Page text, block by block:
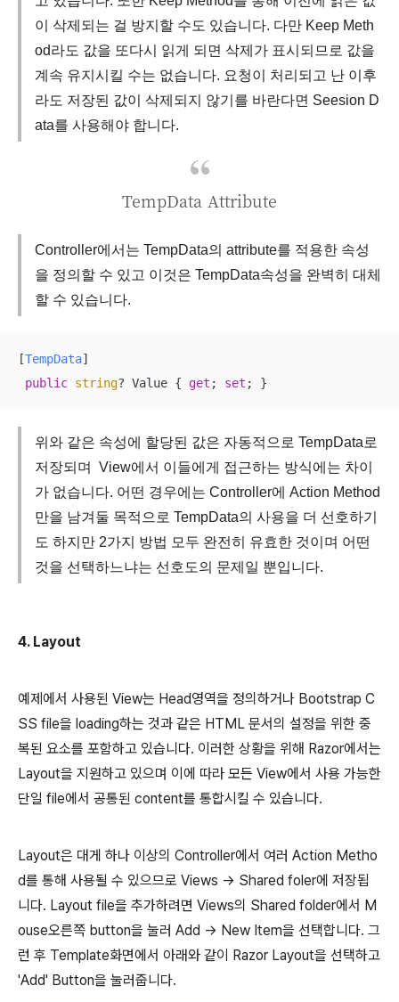
이 삭제되는 걸 방지할 수도 있습니다. 다만 Keep Meth
od라도 값을 또다시 읽게 되면 삭제가 표시되므로 값을
계속 유지시킬 수는 없습니다. 요청이 처리되고 난 이후
라도 저장된 값이 삭제되지 않기를 바란다면 Seesion D
ata를 사용해야 합니다.
TempData Attribute
Controller에서는 TempData의 attribute를 적용한 속성
을 정의할 수 있고 이것은 TempData속성을 완벽히 대체
할 수 있습니다.
[TempData]
public string? Value { get ; set ; }
위와 같은 속성에 할당된 값은 자동적으로 TempData로
저장되며 View에서 이들에게 접근하는 방식에는 차이
가 없습니다. 어떤 경우에는 Controller에 Action Method
만을 남겨둘 목적으로 TempData의 사용을 더 선호하기
도 하지만 2가지 방법 모두 완전히 유효한 것이며 어떤
것을 선택하느냐는 선호도의 문제일 뿐입니다.
4. Layout
예제에서 사용된 View는 Head영역을 정의하거나 Bootstrap C
SS file을 loading하는 것과 같은 HTML 문서의 설정을 위한 중
복된 요소를 포함하고 있습니다. 이러한 상황을 위해 Razor에서는
Layout을 지원하고 있으며 이에 따라 모든 View에서 사용 가능한
단일 file에서 공통된 content를 통합시킬 수 있습니다.
Layout은 대게 하나 이상의 Controller에서 여러 Action Metho
d를 통해 사용될 수 있으므로 Views -> Shared foler에 저장됩
니다. Layout file을 추가하려면 Views의 Shared folder에서 M
ouse오른쪽 button을 눌러 Add -> New Item을 선택합니다. 그
런 후 Template화면에서 아래와 같이 Razor Layout을 선택하고
'Add' Button을 눌러줍니다.